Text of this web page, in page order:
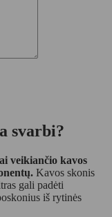
svarbi?
veikiančio kavos
Kavos skonis
gali padėti
iš rytinės